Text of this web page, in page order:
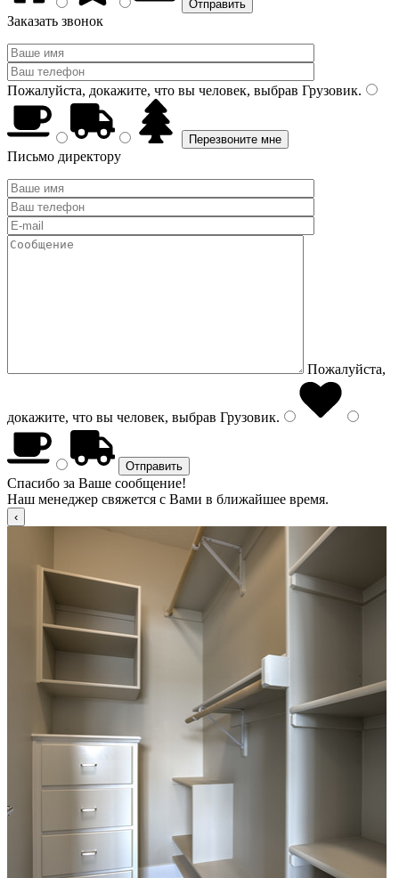
Заказать звонок
Пожалуйста, докажите, что вы человек, выбрав Грузовик.
Письмо директору
Пожалуйста,
докажите, что вы человек, выбрав Грузовик.
Спасибо за Ваше сообщение!
Наш менеджер свяжется с Вами в ближайшее время.